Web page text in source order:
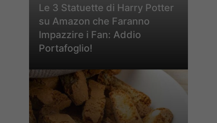
Le 3 Statuette di Harry Potter
su Amazon che Faranno
Impazzire i Fan: Addio
Portafoglio!